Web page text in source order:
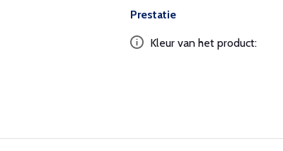
Prestatie
Kleur van het product: